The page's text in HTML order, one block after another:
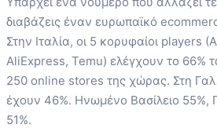
διαβάζεις έναν ευρωπαϊκό
Στην Ιταλία, οι 5 κορυφαίοι players
AliExpress, Temu) ελέγχουν το 66%
250 online stores της χώρας. Στη
έχουν 46%. Ηνωμένο Βασίλειο 55%,
51%.